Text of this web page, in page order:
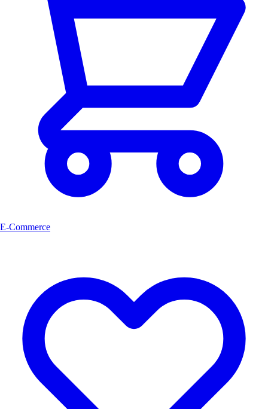
E-Commerce